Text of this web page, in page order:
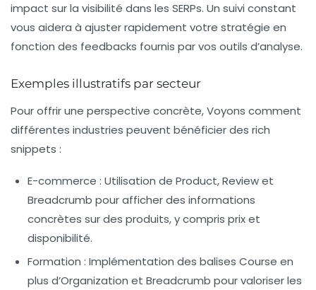
impact sur la visibilité dans les SERPs. Un suivi constant
vous aidera à ajuster rapidement votre stratégie en
fonction des feedbacks fournis par vos outils d’analyse.
Exemples illustratifs par secteur
Pour offrir une perspective concrète, Voyons comment
différentes industries peuvent bénéficier des rich
snippets :
E-commerce : Utilisation de Product, Review et
Breadcrumb pour afficher des informations
concrètes sur des produits, y compris prix et
disponibilité.
Formation : Implémentation des balises Course en
plus d’Organization et Breadcrumb pour valoriser les